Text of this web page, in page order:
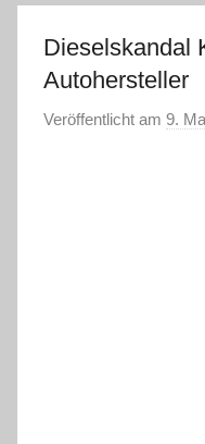
Dieselskandal
Autohersteller
Veröffentlicht am 9.